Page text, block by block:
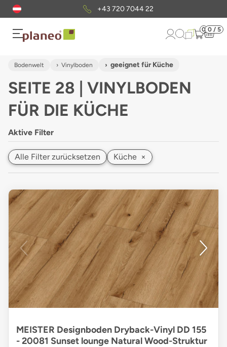
KostenloserMusterversand
0 0 / 5
Bodenwelt Vinylboden geeignet für Küche
SEITE 28 | VINYLBODEN
FÜR DIE KÜCHE
Aktive Filter
Alle Filter zurücksetzen Küche ×
MEISTER Designboden Dryback-Vinyl DD 155
- 20081 Sunset lounge Natural Wood-Struktur